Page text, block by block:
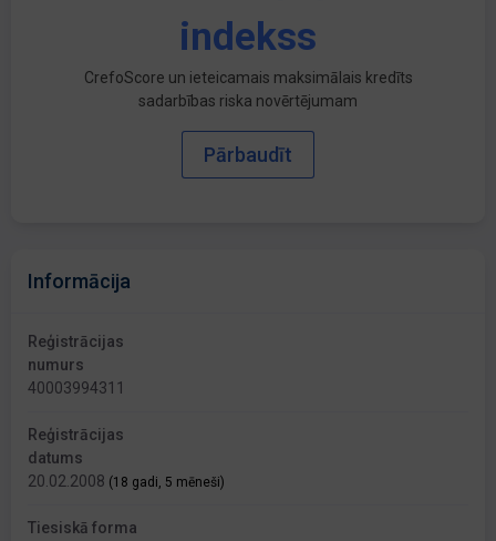
indekss
CrefoScore un ieteicamais maksimālais kredīts
sadarbības riska novērtējumam
Pārbaudīt
Informācija
Reģistrācijas
numurs
40003994311
Reģistrācijas
datums
20.02.2008 (18 gadi, 5 mēneši)
Tiesiskā forma